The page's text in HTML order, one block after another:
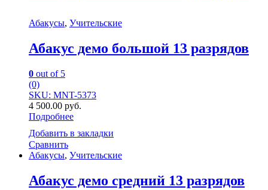
Абакусы, Учительские
Абакус демо большой 13 разрядов
0 out of 5
(0)
SKU: MNT-5373
4 500.00 руб.
Подробнее
Добавить в закладки
Сравнить
Абакусы, Учительские
Абакус демо средний 13 разрядов